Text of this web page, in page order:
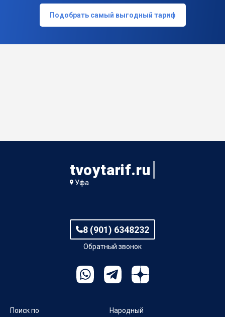
Подобрать самый выгодный тариф
tvoytarif.ru
Уфа
8 (901) 6348232
Обратный звонок
Поиск по Народный